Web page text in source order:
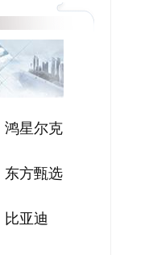
鸿星尔克
东方甄选
比亚迪